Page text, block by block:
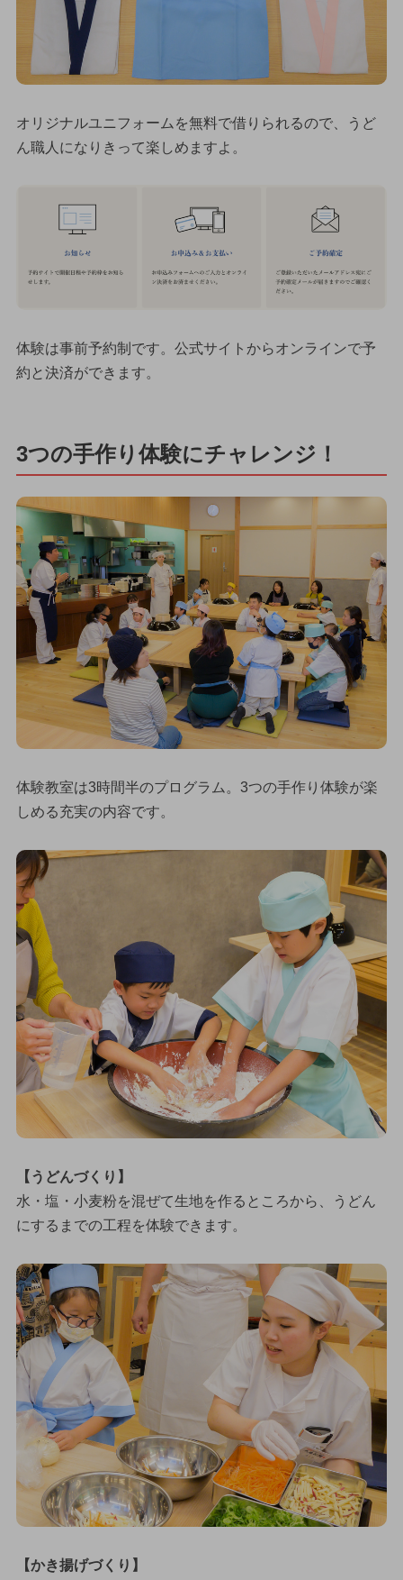
オリジナルユニフォームを無料で借りられるので、うど
ん職人になりきって楽しめますよ。
体験は事前予約制です。公式サイトからオンラインで予
約と決済ができます。
3つの手作り体験にチャレンジ！
体験教室は3時間半のプログラム。3つの手作り体験が楽
しめる充実の内容です。
【うどんづくり】
水・塩・小麦粉を混ぜて生地を作るところから、うどん
にするまでの工程を体験できます。
【かき揚げづくり】